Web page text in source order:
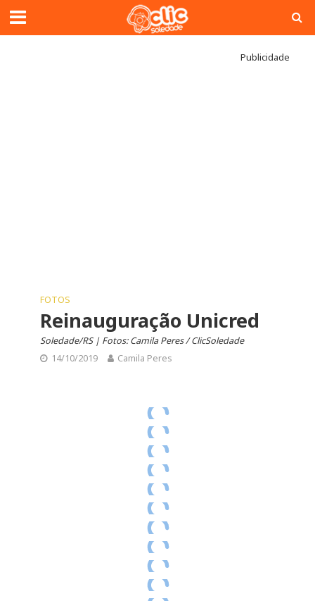
Publicidade
FOTOS
Reinauguração Unicred
Soledade/RS | Fotos: Camila Peres / ClicSoledade
14/10/2019
Camila Peres